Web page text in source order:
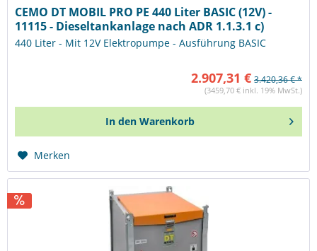
CEMO DT MOBIL PRO PE 440 Liter BASIC (12V) -
11115 - Dieseltankanlage nach ADR 1.1.3.1 c)
440 Liter - Mit 12V Elektropumpe - Ausführung BASIC
2.907,31 € 3.420,36 € *
(3459,70 € inkl. 19% MwSt.)
In den Warenkorb
Merken